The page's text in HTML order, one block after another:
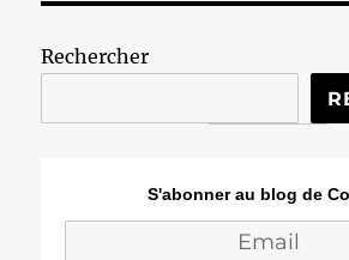
Rechercher
S'abonner au blog de